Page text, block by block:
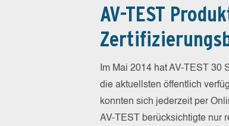
AV-TEST
Im Mai 2014 hat AV-TEST
die aktuellsten öffentlich
konnten sich jederzeit per
AV-TEST berücksichtigte nur